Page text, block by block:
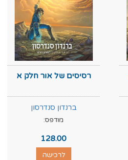
רסיסים של אור חלק א
ברנדון סנדרסון
מודפס:
128.00
לרכישה